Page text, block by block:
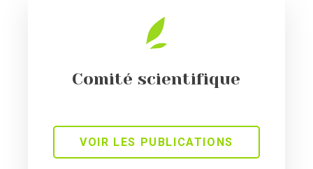
Comité scientifique
VOIR LES PUBLICATIONS